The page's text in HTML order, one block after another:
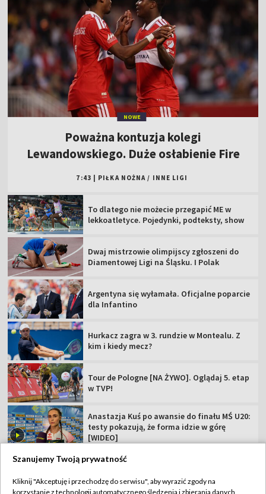
NOWE
Poważna kontuzja kolegi
Lewandowskiego. Duże osłabienie Fire
7:43 PIŁKA NOŻNA / INNE LIGI
To dlatego nie możecie przegapić ME w
lekkoatletyce. Pojedynki, podteksty, show
Dwaj mistrzowie olimpijscy zgłoszeni do
Diamentowej Ligi na Śląsku. I Polak
Argentyna się wyłamała. Oficjalne poparcie
dla Infantino
Hurkacz zagra w 3. rundzie w Montealu. Z
kim i kiedy mecz?
Tour de Pologne [NA ŻYWO]. Oglądaj 5. etap
w TVP!
Anastazja Kuś po awansie do finału MŚ U20:
testy pokazują, że forma idzie w górę
[WIDEO]
Szanujemy Twoją prywatność
Kliknij "Akceptuję i przechodzę do serwisu", aby wyrazić zgody na
korzystanie z technologii automatycznego śledzenia i zbierania danych,